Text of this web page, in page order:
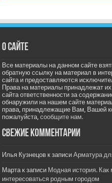
О сайте
Все материалы на данном сайте
обратную ссылку на материал в
сайта и предоставляются
Права на материалы принадлежат
сайта ответственности за
обнаружили на нашем сайте
права, принадлежащие Вам, Вашей
пожалуйста,сообщите нам.
Свежие комментарии
Илья Кузнецов к записиАрматура
Марта к записи Модная история. Как
интересоваться родным городом